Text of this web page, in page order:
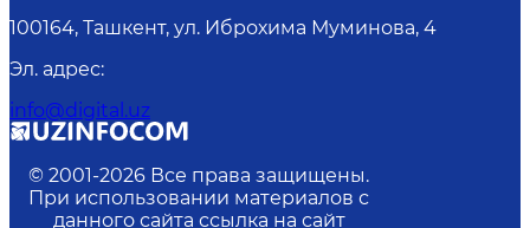
100164, Ташкент, ул. Иброхима Муминова, 4
Эл. адрес:
info@digital.uz
© 2001-2026 Все права защищены.
При использовании материалов с
данного сайта ссылка на сайт